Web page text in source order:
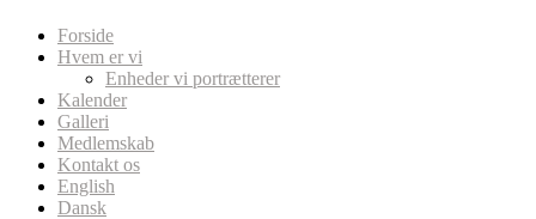
Forside
Hvem er vi
Enheder vi portrætterer
Kalender
Galleri
Medlemskab
Kontakt os
English
Dansk